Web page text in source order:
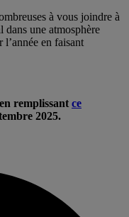
à vous joindre à
une atmosphère
en faisant
remplissant ce
2025.